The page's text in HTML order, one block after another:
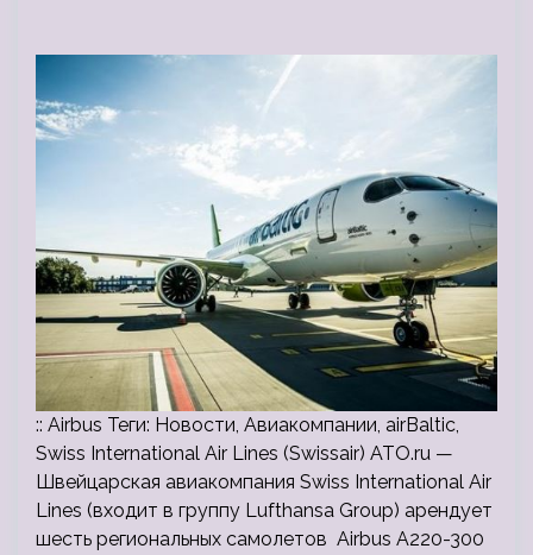
:: Airbus Теги: Новости, Авиакомпании, airBaltic,
Swiss International Air Lines (Swissair) ATO.ru —
Швейцарская авиакомпания Swiss International Air
Lines (входит в группу Lufthansa Group) арендует
шесть региональных самолетов Airbus A220-300